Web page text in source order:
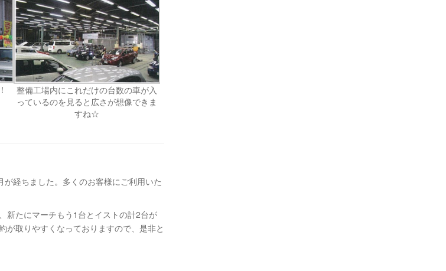
整備工場内にこれだけの台数の車が入
っているのを見ると広さが想像できま
すね☆
経ちました。多くのお客様にご利用いた
新たにマーチもう1台とイストの計2台が
取りやすくなっておりますので、是非と